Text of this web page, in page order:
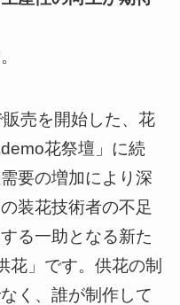
売を開始した、花
花祭壇」に続
要の増加により深
装花技術者の不足
る一助となる新た
花」です。供花の制
く、誰が制作して